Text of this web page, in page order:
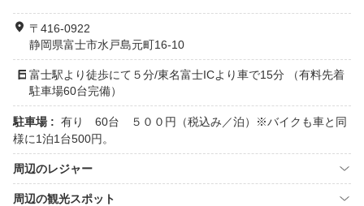
〒416-0922
静岡県富士市水戸島元町16-10
富士駅より徒歩にて５分/東名富士ICより車で15分 （有料先着
駐車場60台完備）
駐車場 : 有り 60台 ５００円（税込み／泊）※バイクも車と同
様に1泊1台500円。
周辺のレジャー
周辺の観光スポット